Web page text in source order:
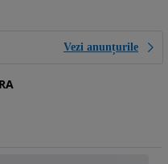
Vezi anunțurile